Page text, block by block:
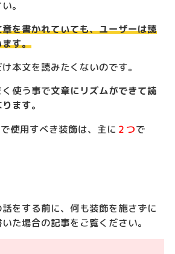
。
を書かれていても、ユーザーは読
す。
本文を読みたくないのです。
使う事で文章にリズムができて読
ます。
使用すべき装飾は、主に ２つで
をする前に、何も装飾を施さずに
た場合の記事をご覧ください。